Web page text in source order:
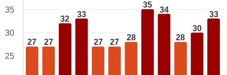
27 27
32
33
27 27
28
35
34
28
30
33
35
30
25